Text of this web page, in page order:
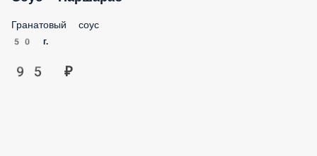
Гранатовый соус
50 г.
95 ₽